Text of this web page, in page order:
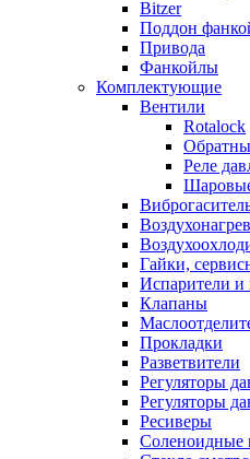
Bitzer
Поддон
Привода
Фанкойлы
Комплектующие
Вентили
Rotalock
Реле
Гайки,
Испарители и
Клапаны
Прокладки
Разветвители
Регуляторы
Регуляторы
Ресиверы
Соленоидные